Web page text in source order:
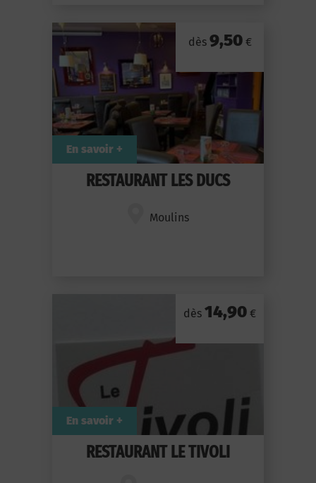
RESTAURANT LES DUCS
Moulins
dès 9,50€
En savoir +
RESTAURANT LE TIVOLI
dès 14,90 €
En savoir +